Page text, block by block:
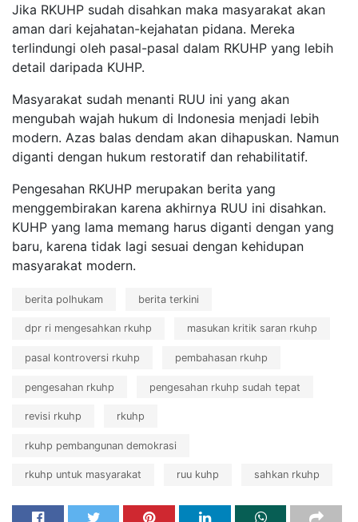
Jika RKUHP sudah disahkan maka masyarakat akan
aman dari kejahatan-kejahatan pidana. Mereka
terlindungi oleh pasal-pasal dalam RKUHP yang lebih
detail daripada KUHP.
Masyarakat sudah menanti RUU ini yang akan
mengubah wajah hukum di Indonesia menjadi lebih
modern. Azas balas dendam akan dihapuskan. Namun
diganti dengan hukum restoratif dan rehabilitatif.
Pengesahan RKUHP merupakan berita yang
menggembirakan karena akhirnya RUU ini disahkan.
KUHP yang lama memang harus diganti dengan yang
baru, karena tidak lagi sesuai dengan kehidupan
masyarakat modern.
berita polhukam berita terkini
dpr ri mengesahkan rkuhp masukan kritik saran rkuhp
pasal kontroversi rkuhp pembahasan rkuhp
pengesahan rkuhp pengesahan rkuhp sudah tepat
revisi rkuhp rkuhp
rkuhp pembangunan demokrasi
rkuhp untuk masyarakat ruu kuhp sahkan rkuhp